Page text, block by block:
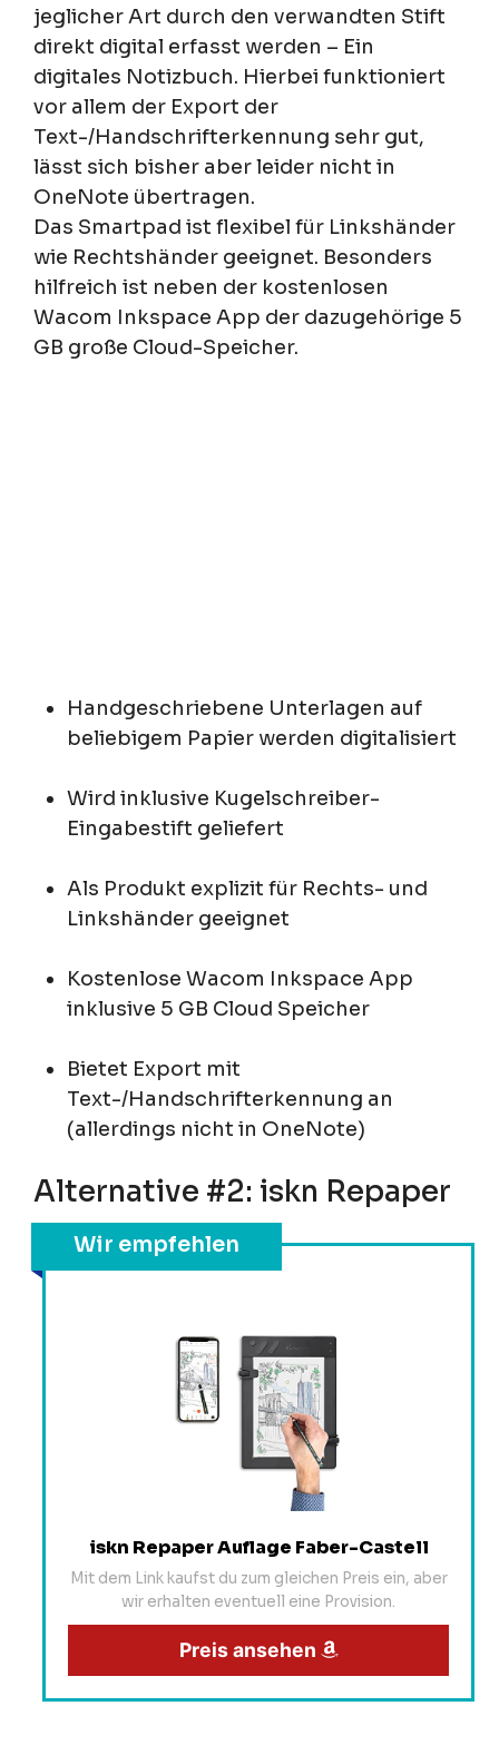
jeglicher Art durch den verwandten Stift
direkt digital erfasst werden – Ein
digitales Notizbuch. Hierbei funktioniert
vor allem der Export der
Text-/Handschrifterkennung sehr gut,
lässt sich bisher aber leider nicht in
OneNote übertragen.
Das Smartpad ist flexibel für Linkshänder
wie Rechtshänder geeignet. Besonders
hilfreich ist neben der kostenlosen
Wacom Inkspace App der dazugehörige 5
GB große Cloud-Speicher.
Handgeschriebene Unterlagen auf
beliebigem Papier werden digitalisiert
Wird inklusive Kugelschreiber-
Eingabestift geliefert
Als Produkt explizit für Rechts- und
Linkshänder geeignet
Kostenlose Wacom Inkspace App
inklusive 5 GB Cloud Speicher
Bietet Export mit
Text-/Handschrifterkennung an
(allerdings nicht in OneNote)
Alternative #2: iskn Repaper
Wir empfehlen
iskn Repaper Auflage Faber-Castell
Mit dem Link kaufst du zum gleichen Preis ein, aber
wir erhalten eventuell eine Provision.
Preis ansehen